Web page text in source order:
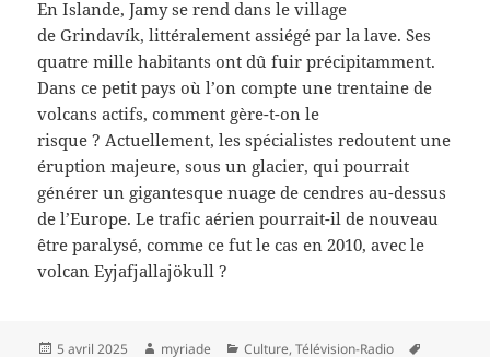
En Islande, Jamy se rend dans le village
de Grindavík, littéralement assiégé par la lave. Ses
quatre mille habitants ont dû fuir précipitamment.
Dans ce petit pays où l’on compte une trentaine de
volcans actifs, comment gère-t-on le
risque ? Actuellement, les spécialistes redoutent une
éruption majeure, sous un glacier, qui pourrait
générer un gigantesque nuage de cendres au-dessus
de l’Europe. Le trafic aérien pourrait-il de nouveau
être paralysé, comme ce fut le cas en 2010, avec le
volcan Eyjafjallajökull ?
Publié
5 avril 2025 Auteur
myriade Catégories
Culture,Télévision-Radio